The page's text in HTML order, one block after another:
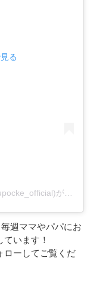
る
週ママやパパにお
います！
ローしてご覧くだ